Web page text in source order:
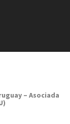
– Asociada